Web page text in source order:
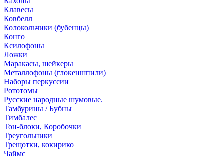
Клавесы
Ковбелл
Колокольчики (бубенцы)
Конго
Ксилофоны
Ложки
Маракасы, шейкеры
Металлофоны (глокеншпили)
Наборы перкуссии
Рототомы
Русские народные шумовые.
Тамбурины / Бубны
Тимбалес
Тон-блоки, Коробочки
Треугольники
Трещотки, кокирико
Чаймс